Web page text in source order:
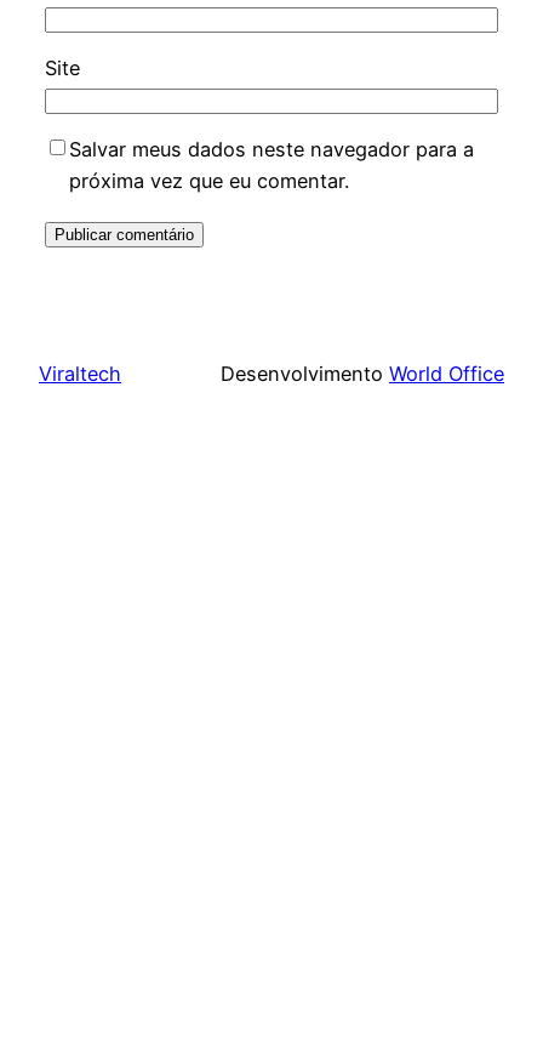
Site
Salvar meus dados neste navegador para a
próxima vez que eu comentar.
Viraltech Desenvolvimento World Office